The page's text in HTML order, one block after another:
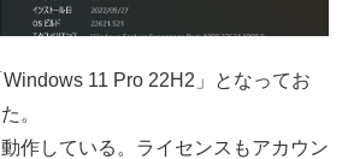
11 Pro 22H2」となってお
。
作している。ライセンスもアカウン